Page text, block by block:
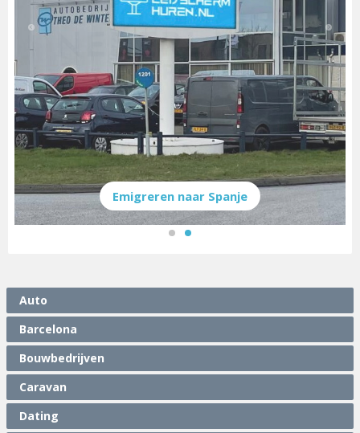
Emigreren naar Spanje
Auto
Barcelona
Bouwbedrijven
Caravan
Dating